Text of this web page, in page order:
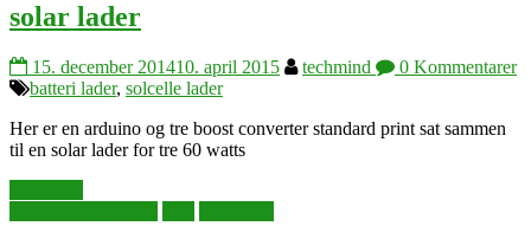
solar lader
15. december 201410. april 2015 techmind
0 Kommentarer
batteri lader, solcelle lader
Her er en arduino og tre boost converter standard print sat sammen
til en solar lader for tre 60 watts